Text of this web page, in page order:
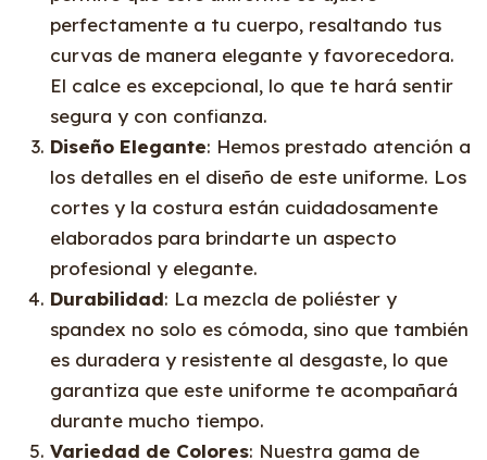
perfectamente a tu cuerpo, resaltando tus
curvas de manera elegante y favorecedora.
El calce es excepcional, lo que te hará sentir
segura y con confianza.
Diseño Elegante: Hemos prestado atención a
los detalles en el diseño de este uniforme. Los
cortes y la costura están cuidadosamente
elaborados para brindarte un aspecto
profesional y elegante.
Durabilidad: La mezcla de poliéster y
spandex no solo es cómoda, sino que también
es duradera y resistente al desgaste, lo que
garantiza que este uniforme te acompañará
durante mucho tiempo.
Variedad de Colores: Nuestra gama de